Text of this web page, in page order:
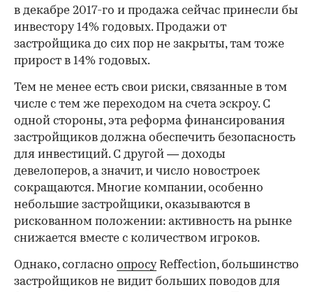
в декабре 2017-го и продажа сейчас принесли бы
инвестору 14% годовых. Продажи от
застройщика до сих пор не закрыты, там тоже
прирост в 14% годовых.
Тем не менее есть свои риски, связанные в том
числе с тем же переходом на счета эскроу. С
одной стороны, эта реформа финансирования
застройщиков должна обеспечить безопасность
для инвестиций. С другой — доходы
девелоперов, а значит, и число новостроек
сокращаются. Многие компании, особенно
небольшие застройщики, оказываются в
рискованном положении: активность на рынке
снижается вместе с количеством игроков.
Однако, согласно опросуReffection, большинство
застройщиков не видит больших поводов для